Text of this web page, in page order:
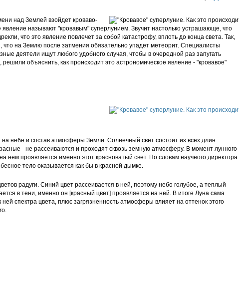
над Землей взойдет кроваво-
явление называют "кровавым" суперлунием. Звучит настолько устрашающе, что
что это явление повлечет за собой катастрофу, вплоть до конца света. Так,
на Землю после затмения обязательно упадет метеорит. Специалисты
деятели ищут любого удобного случая, чтобы в очередной раз запугать
объяснить, как происходит это астрономическое явление - "кровавое"
небе и состав атмосферы Земли. Солнечный свет состоит из всех длин
- не рассеиваются и проходят сквозь земную атмосферу. В момент лунного
нем проявляется именно этот красноватый свет. По словам научного директора
тело оказывается как бы в красной дымке.
радуги. Синий цвет рассеивается в ней, поэтому небо голубое, а теплый
в тени, именно он [красный цвет] проявляется на ней. В итоге Луна сама
спектра цвета, плюс загрязненность атмосферы влияет на оттенок этого